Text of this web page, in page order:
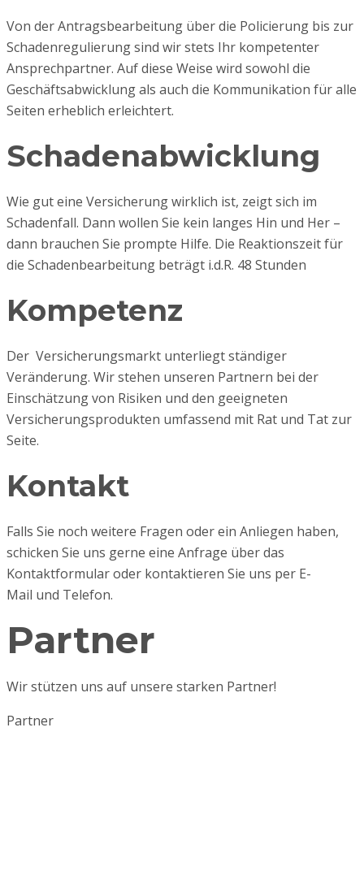
Von der Antragsbearbeitung über die Policierung bis zur
Schadenregulierung sind wir stets Ihr kompetenter
Ansprechpartner. Auf diese Weise wird sowohl die
Geschäftsabwicklung als auch die Kommunikation für alle
Seiten erheblich erleichtert.
Schadenabwicklung
Wie gut eine Versicherung wirklich ist, zeigt sich im
Schadenfall. Dann wollen Sie kein langes Hin und Her –
dann brauchen Sie prompte Hilfe. Die Reaktionszeit für
die Schadenbearbeitung beträgt i.d.R. 48 Stunden
Kompetenz
Der Versicherungsmarkt unterliegt ständiger
Veränderung. Wir stehen unseren Partnern bei der
Einschätzung von Risiken und den geeigneten
Versicherungsprodukten umfassend mit Rat und Tat zur
Seite.
Kontakt
Falls Sie noch weitere Fragen oder ein Anliegen haben,
schicken Sie uns gerne eine Anfrage über das
Kontaktformular oder kontaktieren Sie uns per E-
Mail und Telefon.
Partner
Wir stützen uns auf unsere starken Partner!
Partner